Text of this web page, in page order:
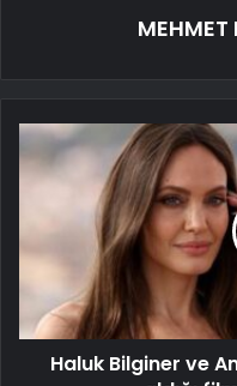
MEHMET
Haluk Bilginer ve